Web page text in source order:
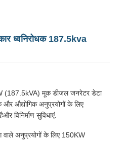
ध्वनिरोधक 187.5kva
(187.5kVA) मूक डीजल जनरेटर डेटा
और औद्योगिक अनुप्रयोगों के लिए
विनिर्माण सुविधाएं.
वाले अनुप्रयोगों के लिए 150KW